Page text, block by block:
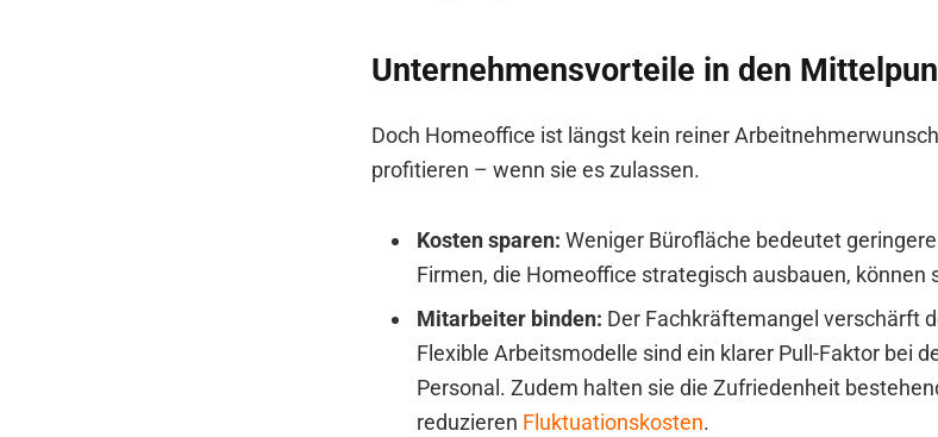
Unternehmensvorteile in den
Doch Homeoffice ist längst kein reiner
profitieren – wenn sie es zulassen.
Kosten sparen: Weniger Bürofläche bedeutet
Firmen, die Homeoffice strategisch ausbauen, können
Mitarbeiter binden: Der Fachkräftemangel verschärft
Flexible Arbeitsmodelle sind ein klarer Pull-Faktor bei
Personal. Zudem halten sie die Zufriedenheit
reduzieren Fluktuationskosten.